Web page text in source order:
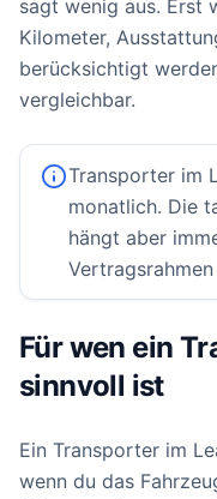
sagt wenig aus. Erst
Kilometer,
berücksichtigt
vergleichbar.
Transporter im
monatlich. Die
hängt aber
Für wen ein
sinnvoll ist
Ein Transporter im
wenn du das